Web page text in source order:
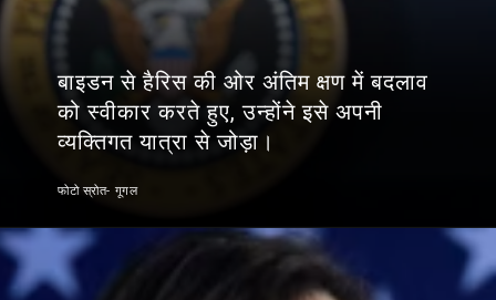
बाइडन से हैरिस की ओर अंतिम क्षण में बदलाव
को स्वीकार करते हुए, उन्होंने इसे अपनी
व्यक्तिगत यात्रा से जोड़ा।
फोटो स्रोत- गूगल